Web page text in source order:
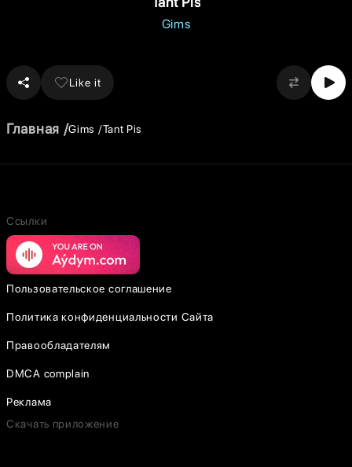
Gims
Like it
Главная Gims Tant Pis
Ссылки
Пользовательское соглашение
Политика конфиденциальности Сайта
Правообладателям
DMCA complain
Реклама
Скачать приложение